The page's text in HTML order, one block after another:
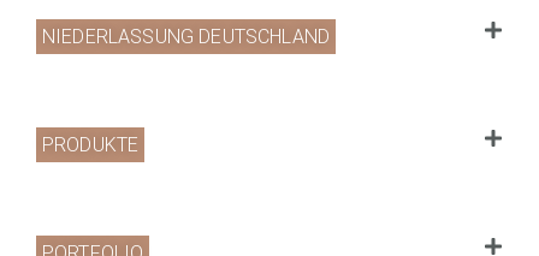
NIEDERLASSUNG DEUTSCHLAND
PRODUKTE